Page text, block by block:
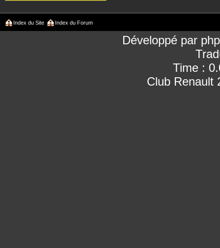
Index du Site Index du Forum
Développé par
Time :
Club Renault